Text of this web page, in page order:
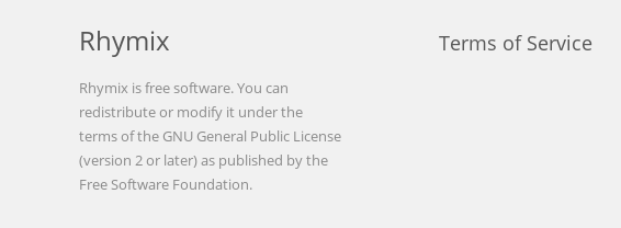
Rhymix
Rhymix is free software. You can
redistribute or modify it under the
terms of the GNU General Public License
(version 2 or later) as published by the
Free Software Foundation.
Terms of Service